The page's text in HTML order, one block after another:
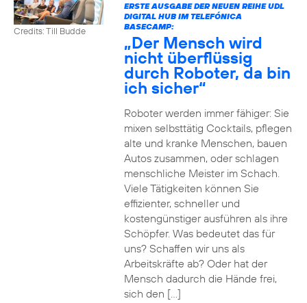
Credits: Till Budde
ERSTE AUSGABE DER NEUEN REIHE UDL
DIGITAL HUB IM TELEFÓNICA
BASECAMP:
„Der Mensch wird
nicht überflüssig
durch Roboter, da bin
ich sicher“
Roboter werden immer fähiger: Sie
mixen selbsttätig Cocktails, pflegen
alte und kranke Menschen, bauen
Autos zusammen, oder schlagen
menschliche Meister im Schach.
Viele Tätigkeiten können Sie
effizienter, schneller und
kostengünstiger ausführen als ihre
Schöpfer. Was bedeutet das für
uns? Schaffen wir uns als
Arbeitskräfte ab? Oder hat der
Mensch dadurch die Hände frei,
sich den […]